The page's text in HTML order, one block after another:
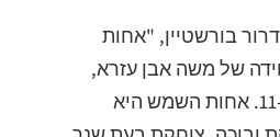
בורשטיין, "אחות
של משה אבן עזרא,
המשורר בן המאה ה-11. אחות השמש היא